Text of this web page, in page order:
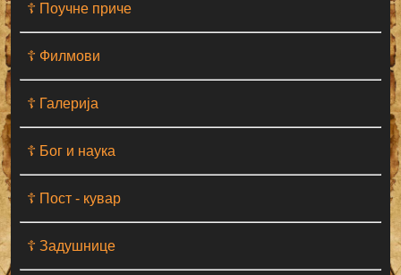
☦ Поучне приче
☦ Филмови
☦ Галерија
☦ Бог и наука
☦ Пост - кувар
☦ Задушнице